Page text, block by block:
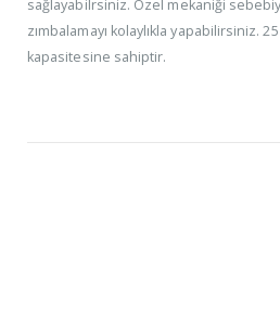
sağlayabilrsiniz. Özel mekaniği
zımbalamayı kolaylıkla yapabilirsiniz.
kapasitesine sahiptir.